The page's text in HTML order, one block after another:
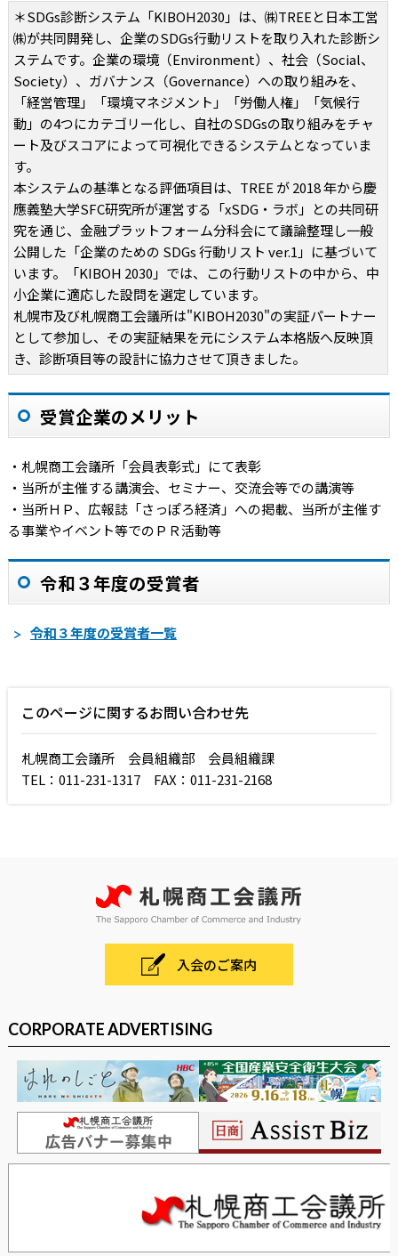
＊SDGs診断システム「KIBOH2030」は、㈱TREEと日本工営
㈱が共同開発し、企業のSDGs行動リストを取り入れた診断シ
ステムです。企業の環境（Environment）、社会（Social、
Society）、ガバナンス（Governance）への取り組みを、
「経営管理」「環境マネジメント」「労働人権」「気候行
動」の4つにカテゴリー化し、自社のSDGsの取り組みをチャ
ート及びスコアによって可視化できるシステムとなっていま
す。
本システムの基準となる評価項目は、TREE が 2018 年から慶
應義塾大学SFC研究所が運営する「xSDG・ラボ」との共同研
究を通じ、金融プラットフォーム分科会にて議論整理し一般
公開した「企業のための SDGs 行動リスト ver.1」に基づいて
います。「KIBOH 2030」では、この行動リストの中から、中
小企業に適応した設問を選定しています。
札幌市及び札幌商工会議所は"KIBOH2030"の実証パートナー
として参加し、その実証結果を元にシステム本格版へ反映頂
き、診断項目等の設計に協力させて頂きました。
受賞企業のメリット
・札幌商工会議所「会員表彰式」にて表彰
・当所が主催する講演会、セミナー、交流会等での講演等
・当所ＨＰ、広報誌「さっぽろ経済」への掲載、当所が主催す
る事業やイベント等でのＰＲ活動等
令和３年度の受賞者
令和３年度の受賞者一覧
このページに関するお問い合わせ先
札幌商工会議所 会員組織部 会員組織課
TEL：011-231-1317 FAX：011-231-2168
入会のご案内
CORPORATE ADVERTISING